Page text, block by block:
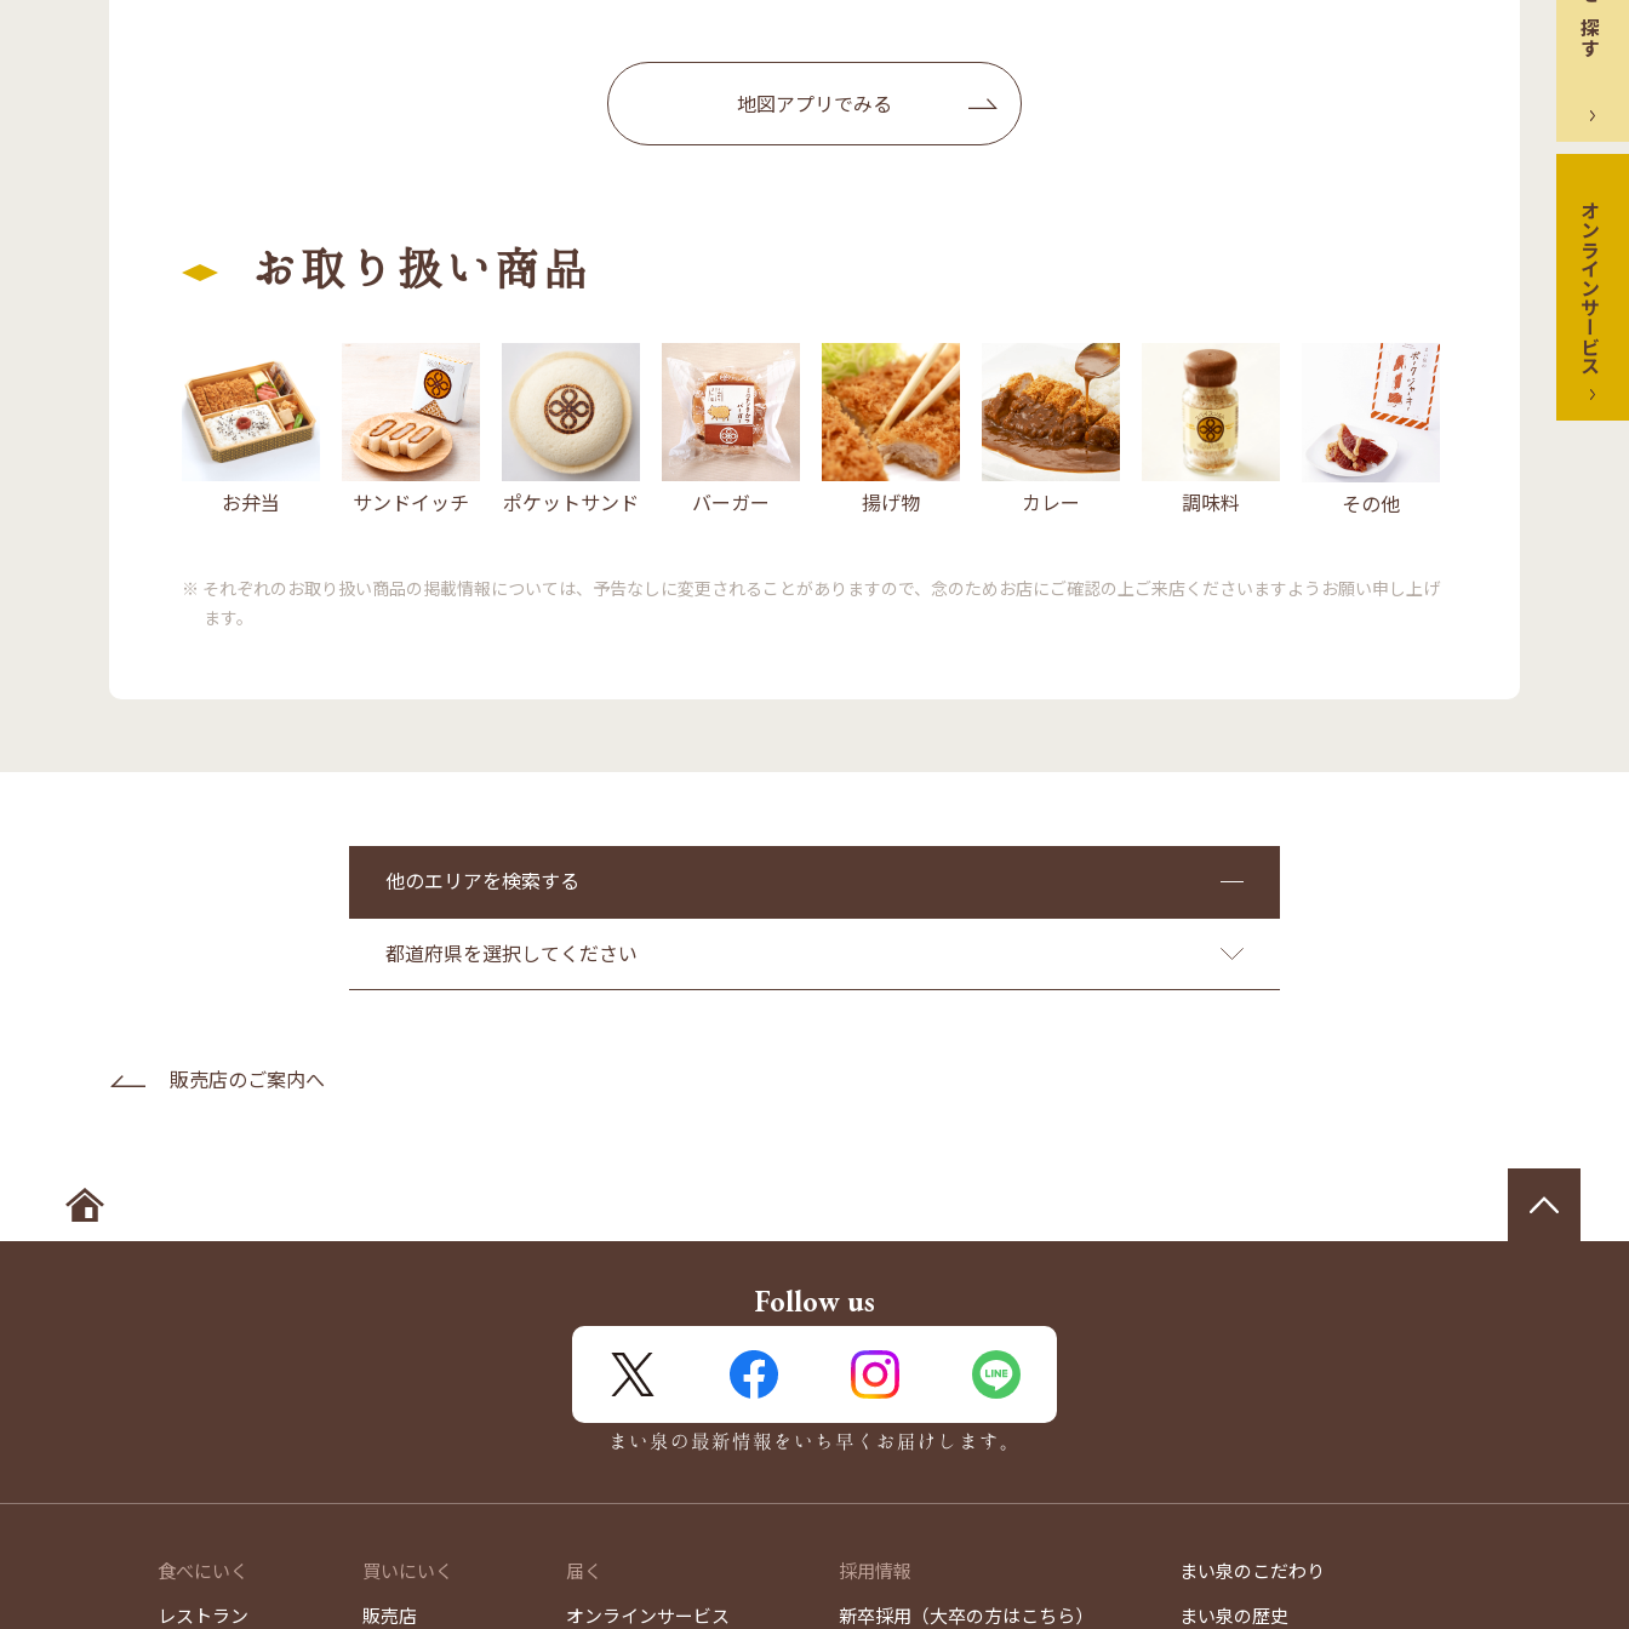
オンラインサービス
地図アプリでみる
お取り扱い商品
お弁当 サンドイッチ ポケットサンド バーガー 揚げ物 カレー 調味料 その他
※ それぞれのお取り扱い商品の掲載情報については、予告なしに変更されることがありますので、念のためお店にご確認の上ご来店くださいますようお願い申し上げ
ます。
他のエリアを検索する
都道府県を選択してください
販売店のご案内へ
Follow us
FaceBook Instagram
まい泉の最新情報をいち早くお届けします。
食べにいく
レストラン
買いにいく
販売店
届く
オンラインサービス
採用情報
新卒採用（大卒の方はこちら）
まい泉のこだわり
まい泉の歴史